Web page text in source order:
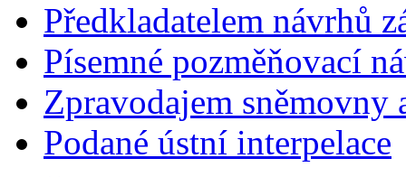
Předkladatelem návrhů
Písemné pozměňovací
Zpravodajem
Podané ústní interpelace